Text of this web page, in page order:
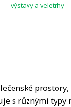
výstavy a veletrhy
s různými typy